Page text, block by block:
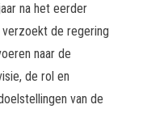
na het eerder
de regering
naar de
de rol en
van de